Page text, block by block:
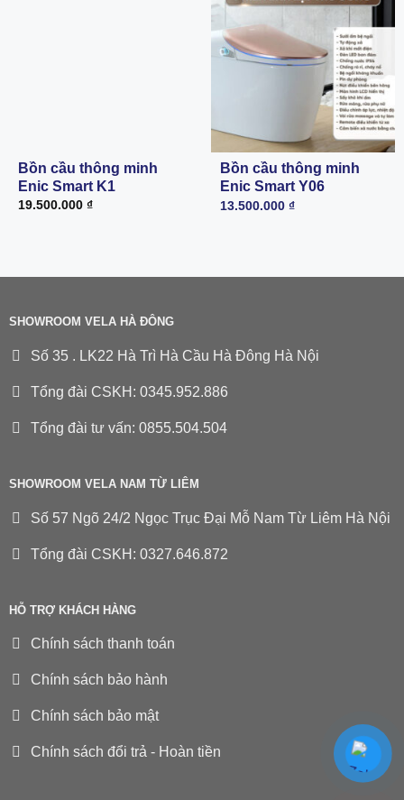
Bồn cầu thông minh
Enic Smart K1
19.500.000 ₫
Bồn cầu thông minh
Enic Smart Y06
13.500.000 ₫
SHOWROOM VELA HÀ ĐÔNG
Số 35 . LK22 Hà Trì Hà Cầu Hà Đông Hà Nội
Tổng đài CSKH: 0345.952.886
Tổng đài tư vấn: 0855.504.504
SHOWROOM VELA NAM TỪ LIÊM
Số 57 Ngõ 24/2 Ngọc Trục Đại Mỗ Nam Từ Liêm Hà Nội
Tổng đài CSKH: 0327.646.872
HỖ TRỢ KHÁCH HÀNG
Chính sách thanh toán
Chính sách bảo hành
Chính sách bảo mật
Chính sách đổi trả - Hoàn tiền